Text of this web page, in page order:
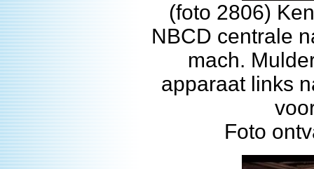
(foto 2806)
NBCD centrale
mach.
apparaat links
Foto